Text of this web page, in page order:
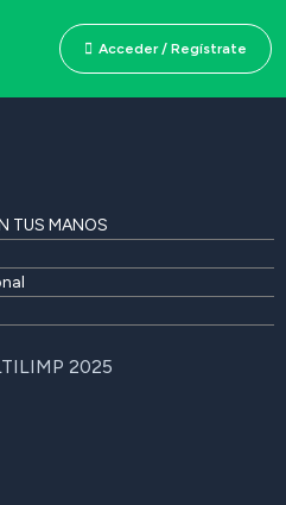
Acceder / Regístrate
TUS MANOS
2025